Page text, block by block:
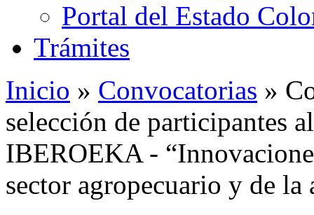
Portal del Estado
Trámites
Inicio » Convocatorias »
selección de participantes
IBEROEKA -
sector agropecuario y de la